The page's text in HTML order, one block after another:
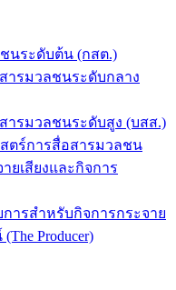
นระดับต้น (กสต.)
ารมวลชนระดับกลาง
ารมวลชนระดับสูง (บสส.)
ตร์การสื่อสารมวลชน
ยเสียงและกิจการ
ารสำหรับกิจการกระจาย
Producer)